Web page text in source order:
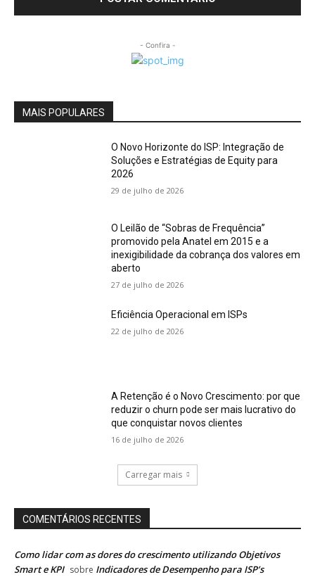
- Confira -
MAIS POPULARES
O Novo Horizonte do ISP: Integração de
Soluções e Estratégias de Equity para
2026
29 de julho de 2026
O Leilão de “Sobras de Frequência”
promovido pela Anatel em 2015 e a
inexigibilidade da cobrança dos valores em
aberto
27 de julho de 2026
Eficiência Operacional em ISPs
22 de julho de 2026
A Retenção é o Novo Crescimento: por que
reduzir o churn pode ser mais lucrativo do
que conquistar novos clientes
16 de julho de 2026
Carregar mais
COMENTÁRIOS RECENTES
Como lidar com as dores do crescimento utilizando Objetivos
Smart e KPI sobre Indicadores de Desempenho para ISP’s